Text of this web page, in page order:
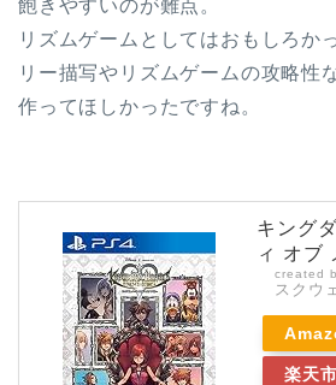
飽きやすいのが難点。
リズムゲームとしてはおもしろか
リー描写やリズムゲームの攻略性
作ってほしかったですね。
キング
ィ オブ
created
スクウ
楽天